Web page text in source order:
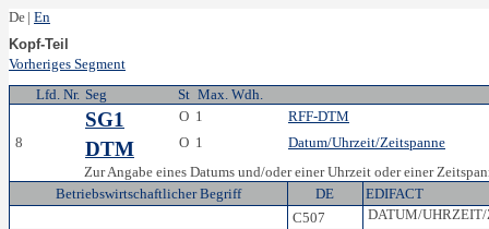
De | En
Kopf-Teil
Vorheriges Segment
Lfd. Nr. Seg St Max. Wdh.
SG1 O 1
RFF-DTM
8
DTM O 1
Datum/Uhrzeit/Zeitspanne
Zur Angabe eines Datums und/oder einer Uhrzeit oder einer
Betriebswirtschaftlicher Begriff
DE
EDIFACT
C507
DATUM/UHRZEIT/